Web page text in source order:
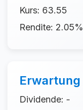
Kurs: 63.55
Rendite: 2.05%
Erwartung
Dividende: -